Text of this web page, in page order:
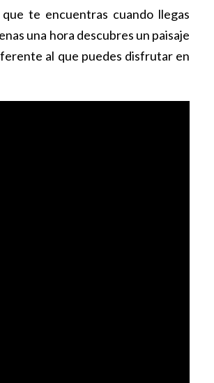
te encuentras cuando llegas
una hora descubres un paisaje
al que puedes disfrutar en